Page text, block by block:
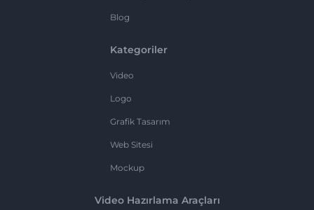
Blog
Kategoriler
Video
Logo
Grafik Tasarım
Web Sitesi
Mockup
Video Hazırlama Araçları